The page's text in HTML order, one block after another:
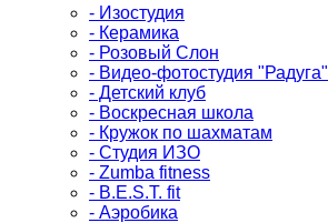
- Изостудия
- Керамика
- Розовый Слон
- Видео-фотостудия "Радуга"
- Детский клуб
- Воскресная школа
- Кружок по шахматам
- Студия ИЗО
- Zumba fitness
- B.E.S.T. fit
- Аэробика